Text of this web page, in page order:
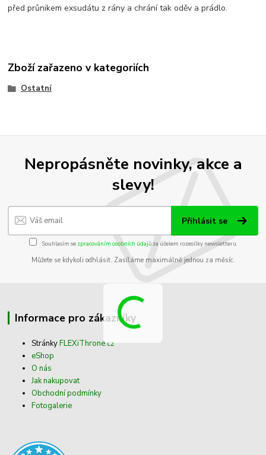
před průnikem exsudátu z rány a chrání tak oděv a prádlo.
Zboží zařazeno v kategoriích
Ostatní
Nepropásněte novinky, akce a
slevy!
Přihlásit se
Souhlasím se zpracováním osobních údajůza účelem rozesílky newsletteru.
Můžete se kdykoli odhlásit. Zasíláme maximálně jednou za měsíc.
Informace pro zákazníky
StránkyFLEXiThrone.cz
eShop
O nás
Jak nakupovat
Obchodní podmínky
Fotogalerie